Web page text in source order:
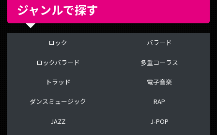
ジャンルで探す
ロック
ロックバラード
トラッド
ダンスミュージック
JAZZ
バラード
多重コーラス
電子音楽
RAP
J-POP